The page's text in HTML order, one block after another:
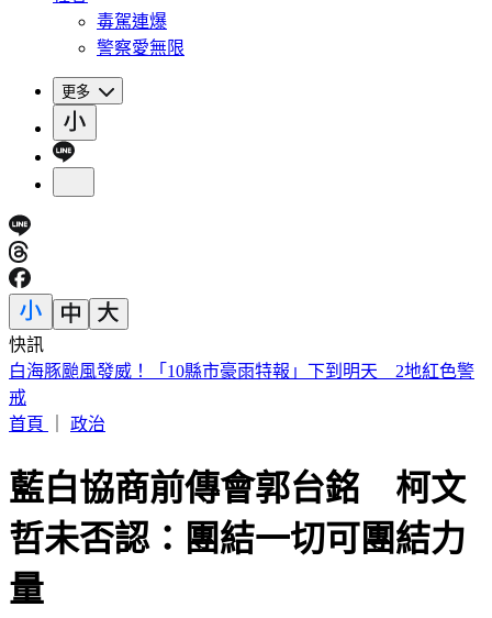
毒駕連爆
警察愛無限
更多
快訊
史上第二例？颱風昌鴻恐登陸日本宮城縣 路徑可能「橫貫本
州」
首頁
政治
藍白協商前傳會郭台銘 柯文
哲未否認：團結一切可團結力
量